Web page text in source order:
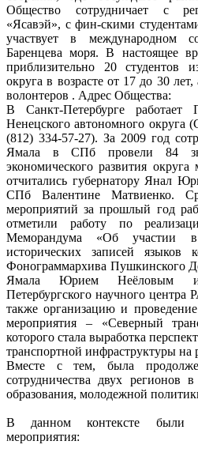
Общество сотрудничает с
«Ясавэй», с фин-скими
участвует в международном
Баренцева моря. В настоящее
приблизительно 20 студентов
округа в возрасте от 17 до 30 лет,
волонтеров . Адрес Общества:
В Санкт-Петербурге работает
Ненецского автономного
(812) 334-57-27). За 2009 год
Ямала в СПб провели 84
экономического развития
отчитались губернатору Янал
СПб Валентине Матвиенко.
мероприятий за прошлый год
отметили работу по
Меморандума «Об участии в
исторических записей языков
Фонограммархива Пушкинского
Ямала Юрием Неёловым и
Петербургского научного
также организацию и
мероприятия – «Северный
которого стала выработка
транспортной инфраструктуры на
Вместе с тем, была
сотрудничества двух регионов
образования, молодежной
В данном контексте были
мероприятия: